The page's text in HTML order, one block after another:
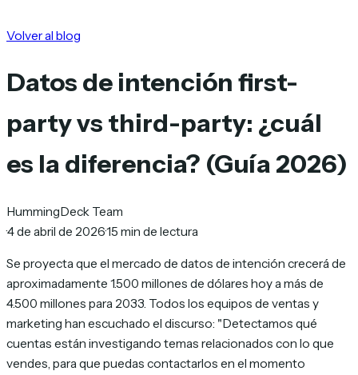
Volver al blog
Datos de intención first-
party vs third-party: ¿cuál
es la diferencia? (Guía 2026)
HummingDeck Team
·4 de abril de 2026·15 min de lectura
Se proyecta que el mercado de datos de intención crecerá de
aproximadamente 1.500 millones de dólares hoy a más de
4.500 millones para 2033. Todos los equipos de ventas y
marketing han escuchado el discurso: "Detectamos qué
cuentas están investigando temas relacionados con lo que
vendes, para que puedas contactarlos en el momento